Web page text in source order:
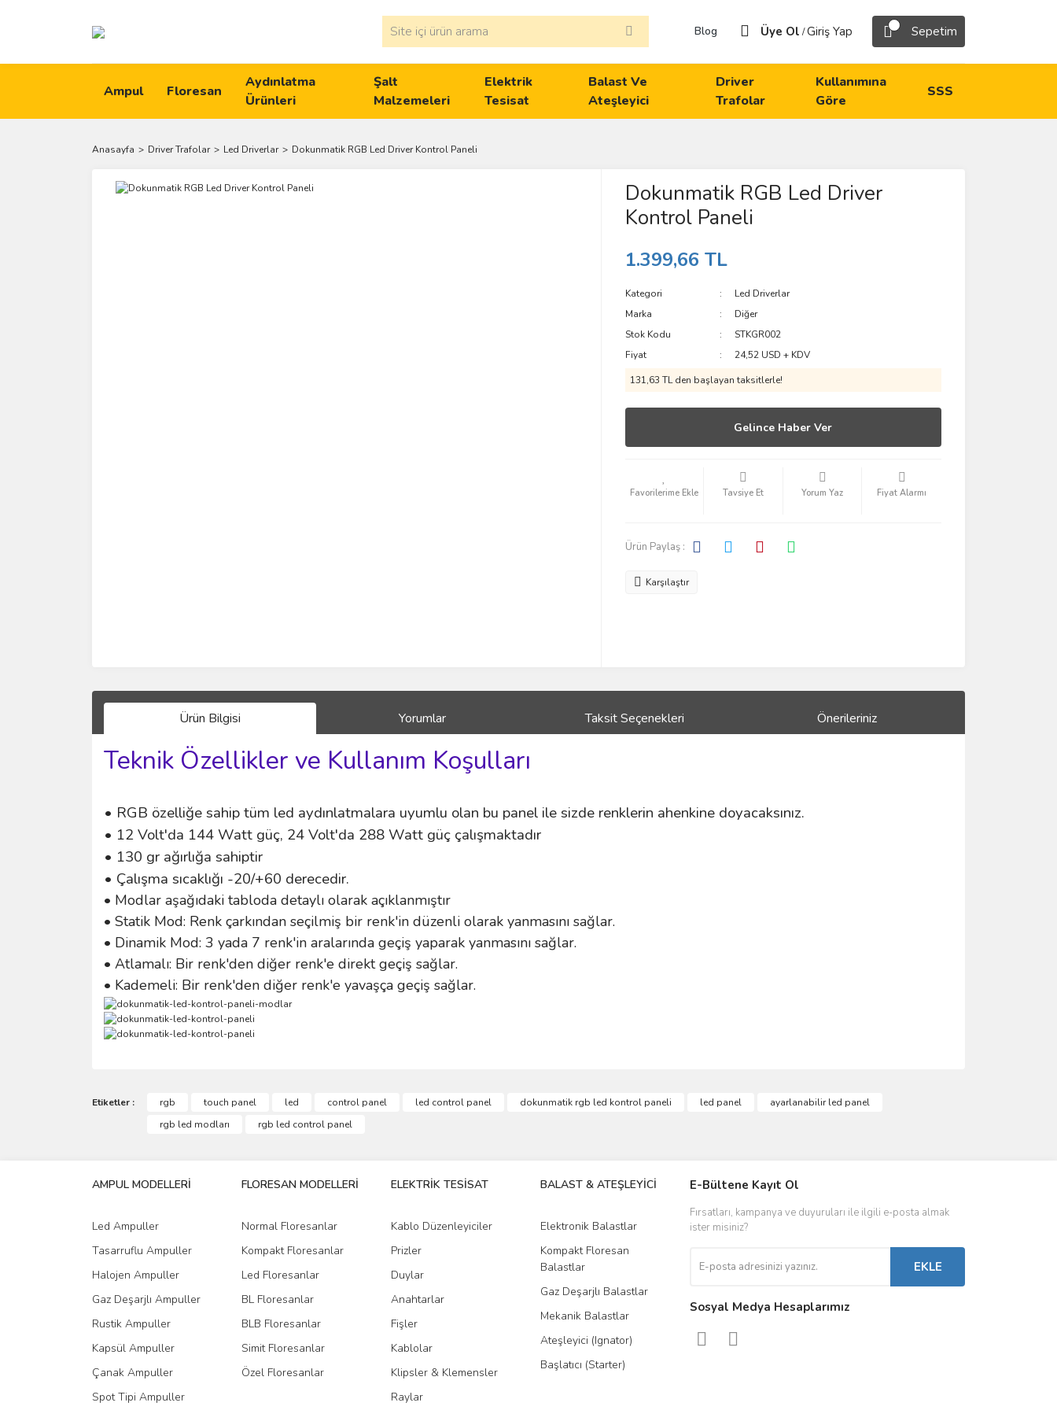
Blog Üye Ol /Giriş Yap Sepetim
Ampul Floresan
Aydınlatma
Ürünleri
Şalt
Malzemeleri
Elektrik
Tesisat
Balast Ve
Ateşleyici
Driver
Trafolar
Kullanımına
Göre
SSS
Anasayfa Driver Trafolar Led Driverlar Dokunmatik RGB Led Driver Kontrol Paneli
Dokunmatik RGB Led Driver
Kontrol Paneli
1.399,66 TL
Kategori
Led Driverlar
Marka
Diğer
Stok Kodu
STKGR002
Fiyat
24,52 USD + KDV
131,63 TL den başlayan taksitlerle!
Gelince Haber Ver
Tavsiye Et Yorum Yaz Fiyat Alarmı
Ürün Paylaş :
Karşılaştır
Ürün Bilgisi Yorumlar Taksit Seçenekleri Önerileriniz
Teknik Özellikler ve Kullanım Koşulları
• RGB özelliğe sahip tüm led aydınlatmalara uyumlu olan bu panel ile sizde renklerin ahenkine doyacaksınız.
• 12 Volt'da 144 Watt güç, 24 Volt'da 288 Watt güç çalışmaktadır
• 130 gr ağırlığa sahiptir
• Çalışma sıcaklığı -20/+60 derecedir.
• Modlar aşağıdaki tabloda detaylı olarak açıklanmıştır
• Statik Mod: Renk çarkından seçilmiş bir renk'in düzenli olarak yanmasını sağlar.
• Dinamik Mod: 3 yada 7 renk'in aralarında geçiş yaparak yanmasını sağlar.
• Atlamalı: Bir renk'den diğer renk'e direkt geçiş sağlar.
• Kademeli: Bir renk'den diğer renk'e yavaşça geçiş sağlar.
Bu ürüne ilk yorumu siz yapın!
Görüş ve önerileriniz için teşekkür ederiz.
Ürün bilgilerinde hatalar bulunuyor.
Bu ürüne benzer farklı alternatifler olmalı.
Gönder
Etiketler : rgb touch panel led control panel led control panel dokunmatik rgb led kontrol paneli led panel
ayarlanabilir led panel
rgb led modları
rgb led control panel
AMPUL MODELLERİ
Led Ampuller
Tasarruflu Ampuller
Halojen Ampuller
Gaz Deşarjlı Ampuller
Rustik Ampuller
Kapsül Ampuller
Çanak Ampuller
Spot Tipi Ampuller
FLORESAN MODELLERİ
Normal Floresanlar
Kompakt Floresanlar
Led Floresanlar
BL Floresanlar
BLB Floresanlar
Simit Floresanlar
Özel Floresanlar
ELEKTRİK TESİSAT
Kablo Düzenleyiciler
Prizler
Duylar
Anahtarlar
Fişler
Kablolar
Klipsler & Klemensler
Raylar
BALAST & ATEŞLEYİCİ
Elektronik Balastlar
Kompakt Floresan
Balastlar
Gaz Deşarjlı Balastlar
Mekanik Balastlar
Ateşleyici (Ignator)
Başlatıcı (Starter)
DRIVER & TRAFO
Led Driverlar
Kontaktörler
Sigorta & Otomatlar
E-Bültene Kayıt Ol
Fırsatları, kampanya ve duyuruları ile ilgili e-posta almak
ister misiniz?
EKLE
Sosyal Medya Hesaplarımız